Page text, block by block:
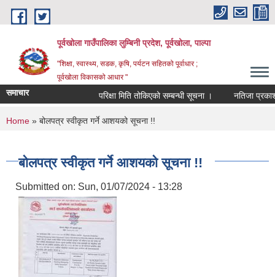
Skip to main content
पूर्वखोला गाउँपालिका लुम्बिनी प्रदेश, पूर्वखोला, पाल्पा
"शिक्षा, स्वास्थ्य, सडक, कृषि, पर्यटन सहितको पूर्वाधार ;
पूर्वखोला विकासको आधार "
समाचार परिक्षा मिति तोकिएको सम्बन्धी सूचना । नतिजा प्रकाशन
You are here
Home » बोलपत्र स्वीकृत गर्ने आशयको सूचना !!
बोलपत्र स्वीकृत गर्ने आशयको सूचना !!
Submitted on: Sun, 01/07/2024 - 13:28